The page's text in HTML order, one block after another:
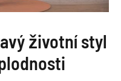
životní styl